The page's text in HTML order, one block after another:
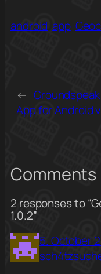
android app
←
App for Android
Comments
2 responses to
1.0.2”
5. October